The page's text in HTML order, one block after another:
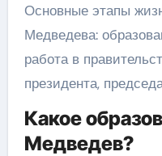
Основные этапы
Медведева:
работа в
президента,
Какое
Медведев?